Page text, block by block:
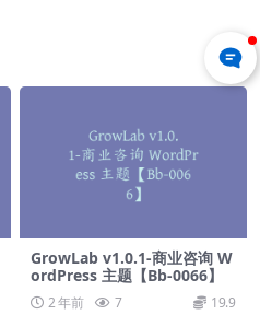
GrowLab v1.0.1-商业咨询 W
ordPress 主题【Bb-0066】
2 年前 7 19.9